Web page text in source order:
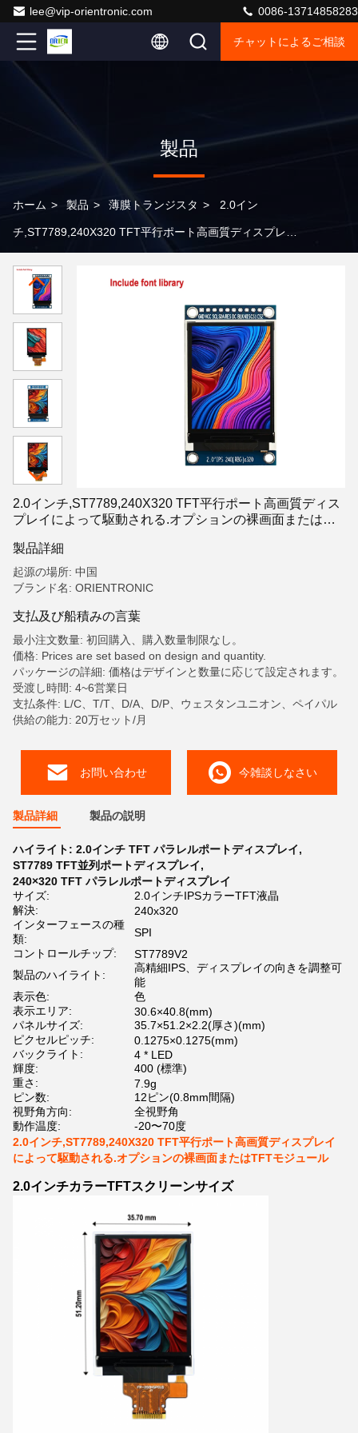
lee@vip-orientronic.com 0086-13714858283
チャットによるご相談
製品
ホーム > 製品 > 薄膜トランジスタ > 2.0イン
チ,ST7789,240X320 TFT平行ポート高画質ディスプレイ
ュール
2.0インチ,ST7789,240X320 TFT平行ポート高画質ディス
プレイによって駆動される.オプションの裸画面または
製品詳細
起源の場所: 中国
ブランド名: ORIENTRONIC
支払及び船積みの言葉
最小注文数量: 初回購入、購入数量制限なし。
価格: Prices are set based on design and quantity.
パッケージの詳細: 価格はデザインと数量に応じて設定されます。
受渡し時間: 4~6営業日
支払条件: L/C、T/T、D/A、D/P、ウェスタンユニオン、ペイパル
供給の能力: 20万セット/月
お問い合わせ 今雑談しなさい
製品詳細 製品の説明
ハイライト: 2.0インチ TFT パラレルポートディスプレイ,
ST7789 TFT並列ポートディスプレイ,
240×320 TFT パラレルポートディスプレイ
サイズ:
2.0インチIPSカラーTFT液晶
解決:
240x320
インターフェースの種
類:
SPI
コントロールチップ:
ST7789V2
製品のハイライト:
高精細IPS、ディスプレイの向きを調整可
能
表示色:
色
表示エリア:
30.6×40.8(mm)
パネルサイズ:
35.7×51.2×2.2(厚さ)(mm)
ピクセルピッチ:
0.1275×0.1275(mm)
バックライト:
4 * LED
輝度:
400 (標準)
重さ:
7.9g
ピン数:
12ピン(0.8mm間隔)
視野角方向:
全視野角
動作温度:
-20〜70度
2.0インチ,ST7789,240X320 TFT平行ポート高画質ディスプレイ
によって駆動される.オプションの裸画面またはTFTモジュール
2.0インチカラーTFTスクリーンサイズ